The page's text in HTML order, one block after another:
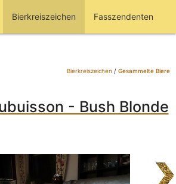
Bierkreiszeichen Fasszendenten
Bierkreiszeichen / Gesammelte Biere
- Bush Blonde